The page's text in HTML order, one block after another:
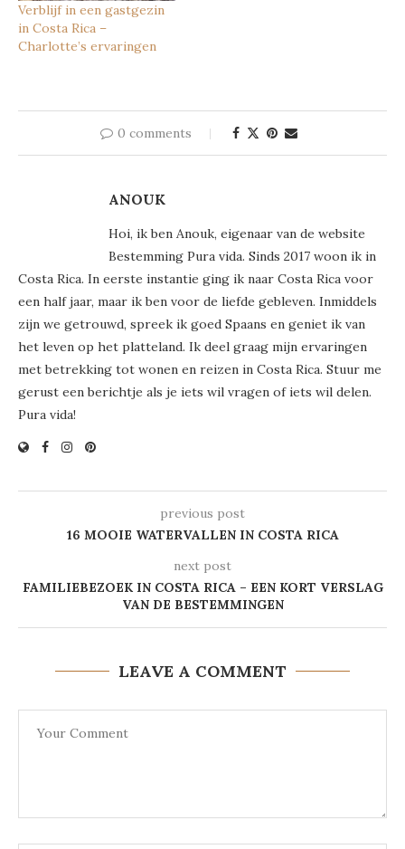
Verblijf in een gastgezin
in Costa Rica –
Charlotte’s ervaringen
0 comments
ANOUK
Hoi, ik ben Anouk, eigenaar van de website
Bestemming Pura vida. Sinds 2017 woon ik in
Costa Rica. In eerste instantie ging ik naar Costa Rica voor
een half jaar, maar ik ben voor de liefde gebleven. Inmiddels
zijn we getrouwd, spreek ik goed Spaans en geniet ik van
het leven op het platteland. Ik deel graag mijn ervaringen
met betrekking tot wonen en reizen in Costa Rica. Stuur me
gerust een berichtje als je iets wil vragen of iets wil delen.
Pura vida!
previous post
16 MOOIE WATERVALLEN IN COSTA RICA
next post
FAMILIEBEZOEK IN COSTA RICA – EEN KORT VERSLAG
VAN DE BESTEMMINGEN
LEAVE A COMMENT